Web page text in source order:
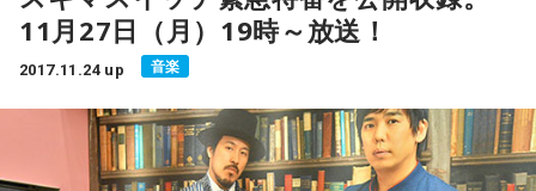
に飛び出してくるため、話のネタも尽きません。
話が盛り上がりすぎて、2通ほど紹介したところで時間切れに
なってしまうことも。また、『ラジオはアメリカン』や『コ
11月27日（月）19時～放送！
2017.11.24 up 音楽